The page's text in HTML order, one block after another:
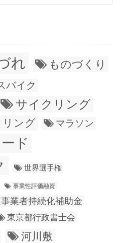
れ ものづくり
バイク
サイクリング
リング マラソン
ド
世界選手権
事業性評価融資
業者持続化補助金
東京都行政書士会
河川敷